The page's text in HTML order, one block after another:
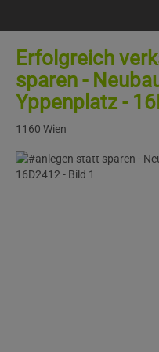
Erfolgreich
sparen -
Yppenplatz -
1160 Wien